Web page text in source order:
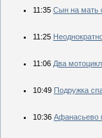
11:35 Сын на мать
11:25
11:06 Два
10:49 Подружка
10:36 Афанасьево